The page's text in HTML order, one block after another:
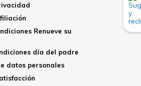
Renueve su
día del padre
datos personales